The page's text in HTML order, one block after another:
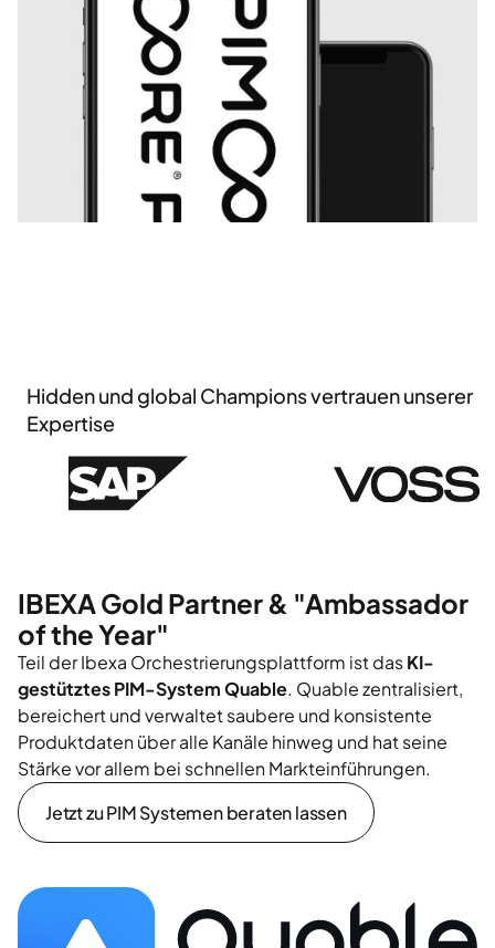
Hidden und global Champions vertrauen unserer
Expertise
IBEXA Gold Partner & "Ambassador
of the Year"
Teil der Ibexa Orchestrierungsplattform ist dasKI-
gestütztes PIM-SystemQuable. Quable zentralisiert,
bereichert und verwaltet saubere und konsistente
Produktdaten über alle Kanäle hinweg und hat seine
Stärke vor allem bei schnellen Markteinführungen.
Jetzt zu PIM Systemen beraten lassen